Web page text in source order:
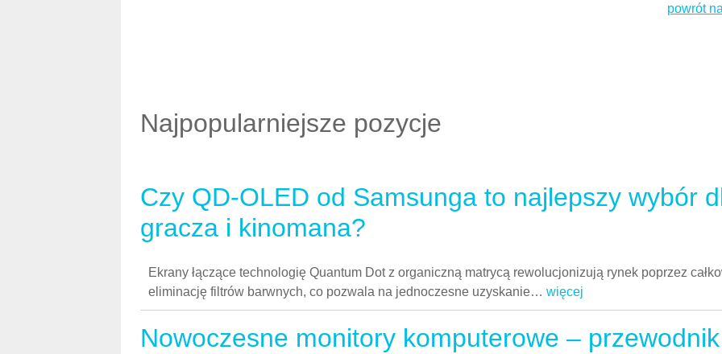
powrót
Najpopularniejsze pozycje
Czy QD-OLED od Samsunga to najlepszy wybór
gracza i kinomana?
Ekrany łączące technologię Quantum Dot z organiczną matrycą rewolucjonizują rynek poprzez
eliminację filtrów barwnych, co pozwala na jednoczesne uzyskanie… więcej
Nowoczesne monitory komputerowe –